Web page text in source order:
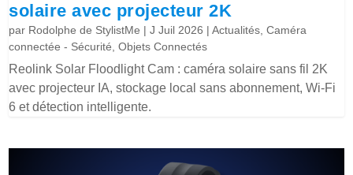
solaire avec projecteur 2K
par Rodolphe de StylistMe |J Juil 2026 |Actualités,Caméra
connectée - Sécurité,Objets Connectés
Reolink Solar Floodlight Cam : caméra solaire sans fil 2K
avec projecteur IA, stockage local sans abonnement, Wi-Fi
6 et détection intelligente.